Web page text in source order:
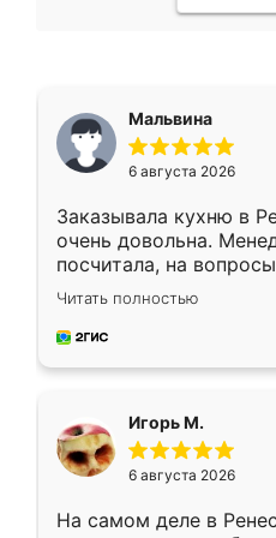
Мальвина
6 августа 2026
Заказывала кухню в
очень довольна.
посчитала, на
Замерщик приехал в
делу со всей
за день, ребята
Читать полностью
Игорь М.
6 августа 2026
На самом деле в